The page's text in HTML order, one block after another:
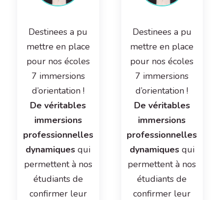
Destinees a pu
mettre en place
pour nos écoles
7 immersions
d’orientation !
De véritables
immersions
professionnelles
dynamiquesqui
permettent à nos
étudiants de
confirmer leur
Destinees a pu
mettre en place
pour nos écoles
7 immersions
d’orientation !
De véritables
immersions
professionnelles
dynamiques qui
permettent à nos
étudiants de
confirmer leur